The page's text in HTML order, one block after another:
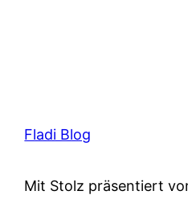
Fladi Blog
Mit Stolz präsentiert